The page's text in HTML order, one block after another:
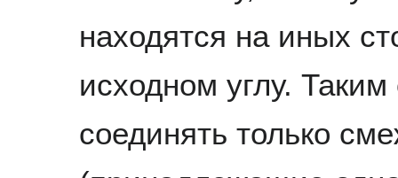
находятся на иных
исходном углу.
соединять только